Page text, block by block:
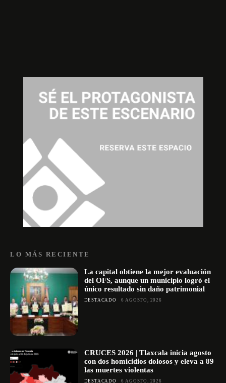
LO MÁS RECIENTE
La capital obtiene la mejor evaluación
del OFS, aunque un municipio logró el
único resultado sin daño patrimonial
DESTACADO 6 AGOSTO, 2026
CRUCES 2026 | Tlaxcala inicia agosto
con dos homicidios dolosos y eleva a 89
las muertes violentas
DESTACADO 6 AGOSTO, 2026